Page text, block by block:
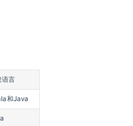
语言
和Java